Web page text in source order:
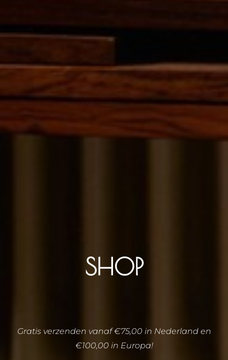
SHOP
Gratis verzenden vanaf €75,00 in Nederland en
€100,00 in Europa!